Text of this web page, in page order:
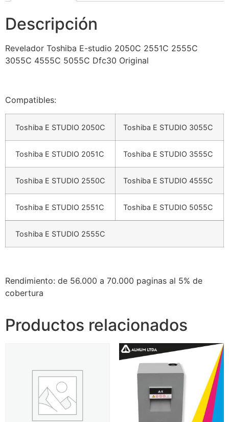
Descripción
Revelador Toshiba E-studio 2050C 2551C 2555C
3055C 4555C 5055C Dfc30 Original
Compatibles:
Toshiba E STUDIO 2050C Toshiba E STUDIO 3055C
Toshiba E STUDIO 2051C Toshiba E STUDIO 3555C
Toshiba E STUDIO 2550C Toshiba E STUDIO 4555C
Toshiba E STUDIO 2551C Toshiba E STUDIO 5055C
Toshiba E STUDIO 2555C
Rendimiento: de 56.000 a 70.000 paginas al 5% de
cobertura
Productos relacionados